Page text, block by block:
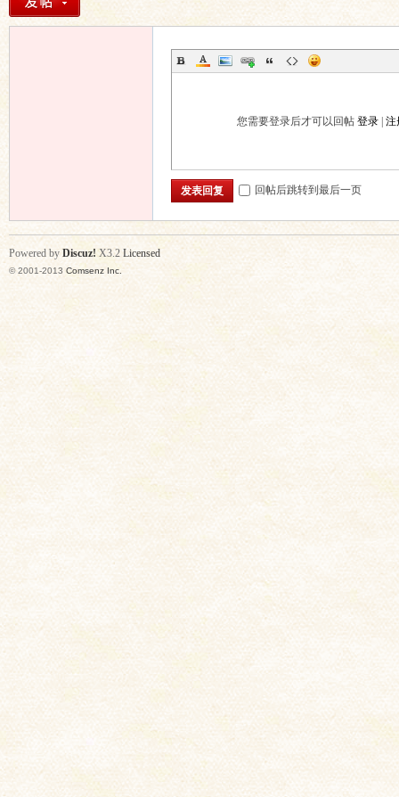
您需要登录后才可以回帖 登录 注
发表回复 回帖后跳转到最后一页
Powered byDiscuz! X3.2 Licensed
© 2001-2013 Comsenz Inc.